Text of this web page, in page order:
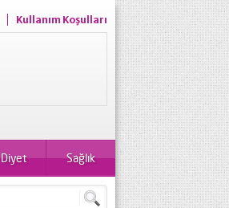
Kullanım Koşulları
Diyet Sağlık